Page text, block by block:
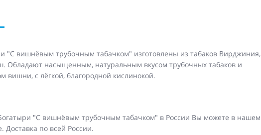
"С вишнёвым трубочным табачком" изготовлены из табаков Вирджиния,
Обладают насыщенным, натуральным вкусом трубочных табаков и
вишни, с лёгкой, благородной кислинокой.
"С вишнёвым трубочным табачком" в России Вы можете в нашем
Доставка по всей России.